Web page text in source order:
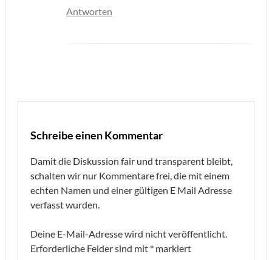
Antworten
Schreibe einen Kommentar
Damit die Diskussion fair und transparent bleibt,
schalten wir nur Kommentare frei, die mit einem
echten Namen und einer gültigen E Mail Adresse
verfasst wurden.
Deine E-Mail-Adresse wird nicht veröffentlicht.
Erforderliche Felder sind mit * markiert